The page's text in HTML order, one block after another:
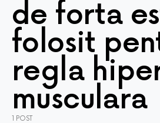
de forta
folosit
regla
musculara
1 POST